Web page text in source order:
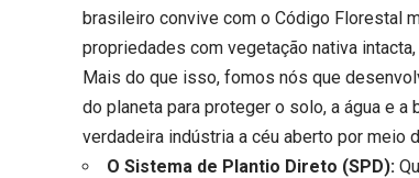
brasileiro convive com o Código Florestal
propriedades com vegetação nativa
Mais do que isso, fomos nós que
do planeta para proteger o solo, a água e
verdadeira indústria a céu aberto por meio
O Sistema de Plantio Direto (SPD):